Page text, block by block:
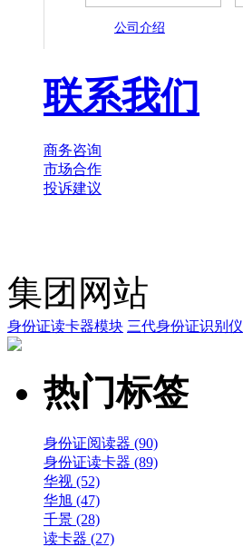
公司介绍
联系我们
商务咨询
市场合作
投诉建议
集团网站
身份证读卡器模块 三代身份证识别仪
热门标签
身份证阅读器 (90)
身份证读卡器 (89)
华视 (52)
华旭 (47)
千景 (28)
读卡器 (27)